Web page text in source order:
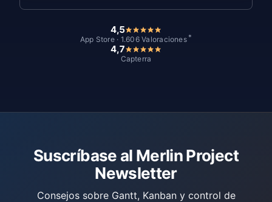
4,5
App Store · 1.606 Valoraciones *
4,7
Capterra
Suscríbase al Merlin Project
Newsletter
Consejos sobre Gantt, Kanban y control de